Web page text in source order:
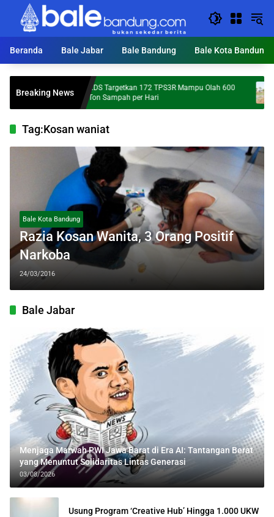
Langsung
konten
Beranda
Bale Jabar Bale Bandung Bale Kota Bandung
Breaking NewsKDS Targetkan 172 TPS3R Mampu Olah 600
Ton Sampah per Hari
Tag:Kosan waniat
Bale Kota Bandung
Razia Kosan Wanita, 3 Orang Positif
Narkoba
24/03/2016
Bale Jabar
Menjaga Marwah PWI Jawa Barat di Era AI: Tantangan Berat
yang Menuntut Solidaritas Lintas Generasi
03/08/2026
Usung Program ‘Creative Hub’ Hingga 1.000 UKW